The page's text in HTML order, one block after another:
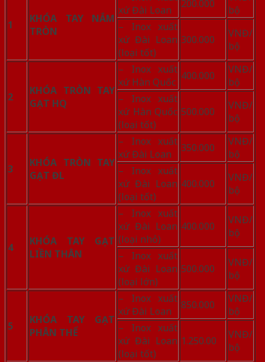
1
KHÓA TAY NẮM
TRÒN
xứ Đài Loan
200.000
bộ
– Inox xuất
xứ Đài Loan
(loại tốt)
300.000
VNĐ/
bộ
2
KHÓA TRÒN TAY
GẠT HQ
– Inox xuất
xứ Hàn Quốc 400.000
VNĐ/
bộ
– Inox xuất
xứ Hàn Quốc
(loại tốt)
500.000
VNĐ/
bộ
3
KHÓA TRÒN TAY
GẠT ĐL
– Inox xuất
xứ Đài Loan
350.000
VNĐ/
bộ
– Inox xuất
xứ Đài Loan
(loại tốt)
400.000
VNĐ/
bộ
4
KHÓA TAY GẠT
LIỀN THÂN
– Inox xuất
xứ Đài Loan
(loại nhỏ)
400.000
VNĐ/
bộ
– Inox xuất
xứ Đài Loan
(loại lớn)
500.000
VNĐ/
bộ
5
KHÓA TAY GẠT
PHÂN THỂ
– Inox xuất
xứ Đài Loan
850.000
VNĐ/
bộ
– Inox xuất
xứ Đài Loan
(loại tốt)
1.250.00
VNĐ/
bộ